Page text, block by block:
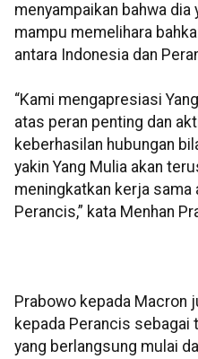
menyampaikan bahwa
mampu memelihara
antara Indonesia dan
“Kami mengapresiasi
atas peran penting dan
keberhasilan hubungan
yakin Yang Mulia akan
meningkatkan kerja sama
Perancis,” kata Menhan
Prabowo kepada Macron
kepada Perancis sebagai
yang berlangsung mulai